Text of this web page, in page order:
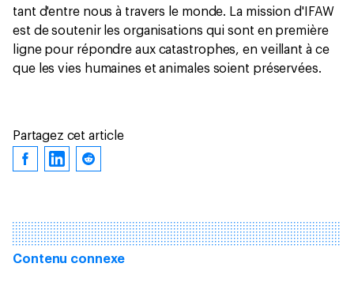
tant d'entre nous à travers le monde. La mission d'IFAW
est de soutenir les organisations qui sont en première
ligne pour répondre aux catastrophes, en veillant à ce
que les vies humaines et animales soient préservées.
Partagez cet article
Contenu connexe